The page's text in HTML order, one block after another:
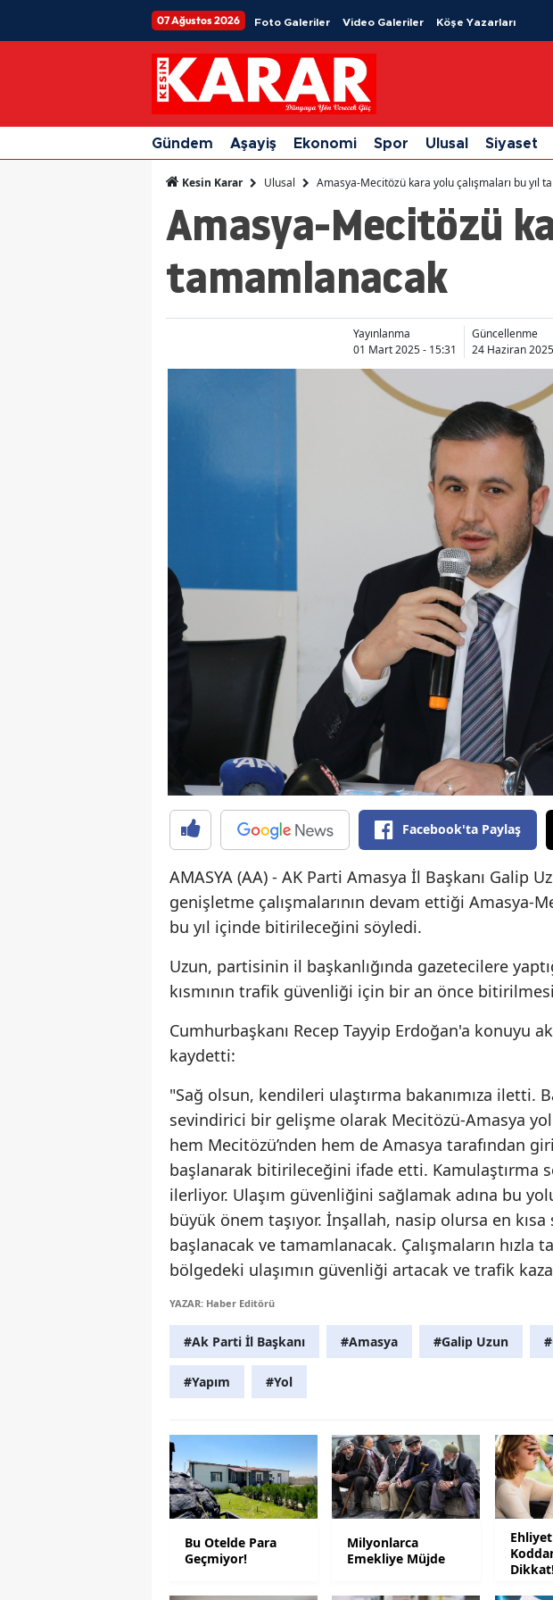
07 Ağustos 2026 Foto Galeriler Video Galeriler Köşe Yazarları
Gündem Aşayiş Ekonomi Spor Ulusal Siyaset
Kesin Karar Ulusal Amasya-Mecitözü kara yolu çalışmaları bu yıl
Amasya-Mecitözü
tamamlanacak
Yayınlanma
01 Mart 2025 - 15:31
Güncellenme
24 Haziran
Facebook'ta Paylaş
AMASYA (AA) - AK Parti Amasya İl Başkanı Galip
genişletme çalışmalarının devam ettiği Amasya-
bu yıl içinde bitirileceğini söyledi.
Uzun, partisinin il başkanlığında gazetecilere
kısmının trafik güvenliği için bir an önce
Cumhurbaşkanı Recep Tayyip Erdoğan'a konuyu
kaydetti:
"Sağ olsun, kendileri ulaştırma bakanımıza iletti.
sevindirici bir gelişme olarak Mecitözü-Amasya
hem Mecitözü’nden hem de Amasya tarafından
başlanarak bitirileceğini ifade etti. Kamulaştırma
ilerliyor. Ulaşım güvenliğini sağlamak adına bu
büyük önem taşıyor. İnşallah, nasip olursa en kısa
başlanacak ve tamamlanacak. Çalışmaların hızla
bölgedeki ulaşımın güvenliği artacak ve trafik
YAZAR: Haber Editörü
#Ak Parti İl Başkanı #Amasya #Galip Uzun
#Yapım #Yol
Bu Otelde Para
Geçmiyor!
Milyonlarca
Emekliye Müjde